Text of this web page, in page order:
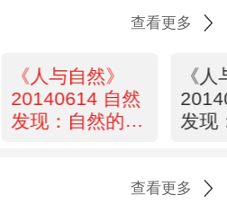
查看更多
《人与自然》
20140614 自然
发现：自然的威
《
发现
查看更多